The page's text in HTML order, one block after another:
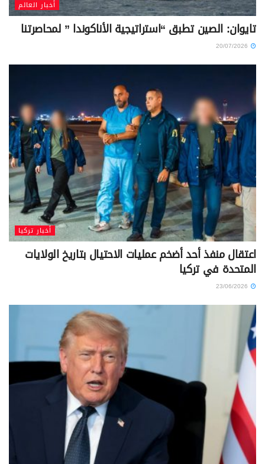
أخبار العالم
تايوان: الصين تطبق “استراتيجية الأناكوندا ” لمحاصرتنا
أخبار تركيا
اعتقال منفذ أحد أضخم عمليات الاحتيال بتاريخ الولايات
المتحدة في تركيا